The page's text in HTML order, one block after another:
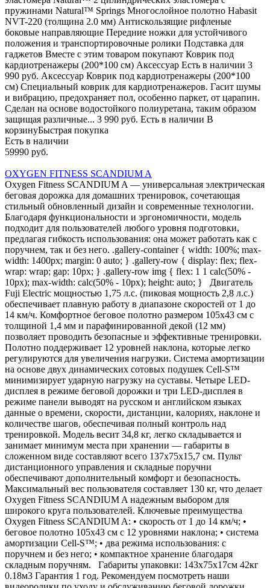
пружинами Natural™ Springs Многослойное полотно Habasit
NVT-220 (толщина 2.0 мм) Антискользящие рифленые
боковые направляющие Передние ножки для устойчивого
положения и транспортировочные ролики Подставка для
гаджетов Вместе с этим товаром покупают Коврик под
кардиотренажеры (200*100 см) Аксессуар Есть в наличии 3
990 руб. Аксессуар Коврик под кардиотренажеры (200*100
см) Специальный коврик для кардиотренажеров. Гасит шумы
и вибрацию, предохраняет пол, особенно паркет, от царапин.
Сделан на основе водостойкого полиуретана, таким образом
защищая различные... 3 990 руб. Есть в наличии В
корзинуБыстрая покупка
Есть в наличии
59990 руб.
OXYGEN FITNESS SCANDIUM A
Oxygen Fitness SCANDIUM A — универсальная электрическая
беговая дорожка для домашних тренировок, сочетающая
стильный обновленный дизайн и современные технологии.
Благодаря функциональности и эргономичности, модель
подходит для пользователей любого уровня подготовки,
предлагая гибкость использования: она может работать как с
поручнем, так и без него. .gallery-container { width: 100%; max-
width: 1400px; margin: 0 auto; } .gallery-row { display: flex; flex-
wrap: wrap; gap: 10px; } .gallery-row img { flex: 1 1 calc(50% -
10px); max-width: calc(50% - 10px); height: auto; } Двигатель
Fuji Electric мощностью 1,75 л.с. (пиковая мощность 2,8 л.с.)
обеспечивает плавную работу в диапазоне скоростей от 1 до
14 км/ч. Комфортное беговое полотно размером 105х43 см с
толщиной 1,4 мм и парафинированной декой (12 мм)
позволяет проводить безопасные и эффективные тренировки.
Полотно поддерживает 12 уровней наклона, которые легко
регулируются для увеличения нагрузки. Система амортизации
на основе двух динамических сотовых подушек Cell-S™
минимизирует ударную нагрузку на суставы. Четыре LED-
дисплея в режиме беговой дорожки и три LED-дисплея в
режиме панели выводят на русском и английском языках
данные о времени, скорости, дистанции, калориях, наклоне и
количестве шагов, обеспечивая полный контроль над
тренировкой. Модель весит 34,8 кг, легко складывается и
занимает минимум места при хранении — габариты в
сложенном виде составляют всего 137х75х15,7 см. Пульт
дистанционного управления и складные поручни
обеспечивают дополнительный комфорт и безопасность.
Максимальный вес пользователя составляет 130 кг, что делает
Oxygen Fitness SCANDIUM A надежным выбором для
широкого круга пользователей. Ключевые преимущества
Oxygen Fitness SCANDIUM A: • скорость от 1 до 14 км/ч; •
беговое полотно 105х43 см с 12 уровнями наклона; • система
амортизации Cell-S™; • два режима использования: с
поручнем и без него; • компактное хранение благодаря
складным поручням. Габариты упаковки: 143х75х17см 42кг
0.18м3 Гарантия 1 год. Рекомендуем посмотреть наши